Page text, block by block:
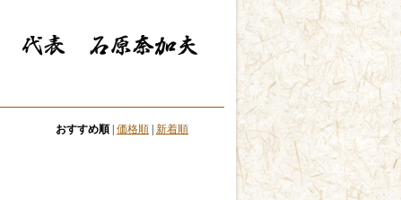
おすすめ順 価格順 新着順